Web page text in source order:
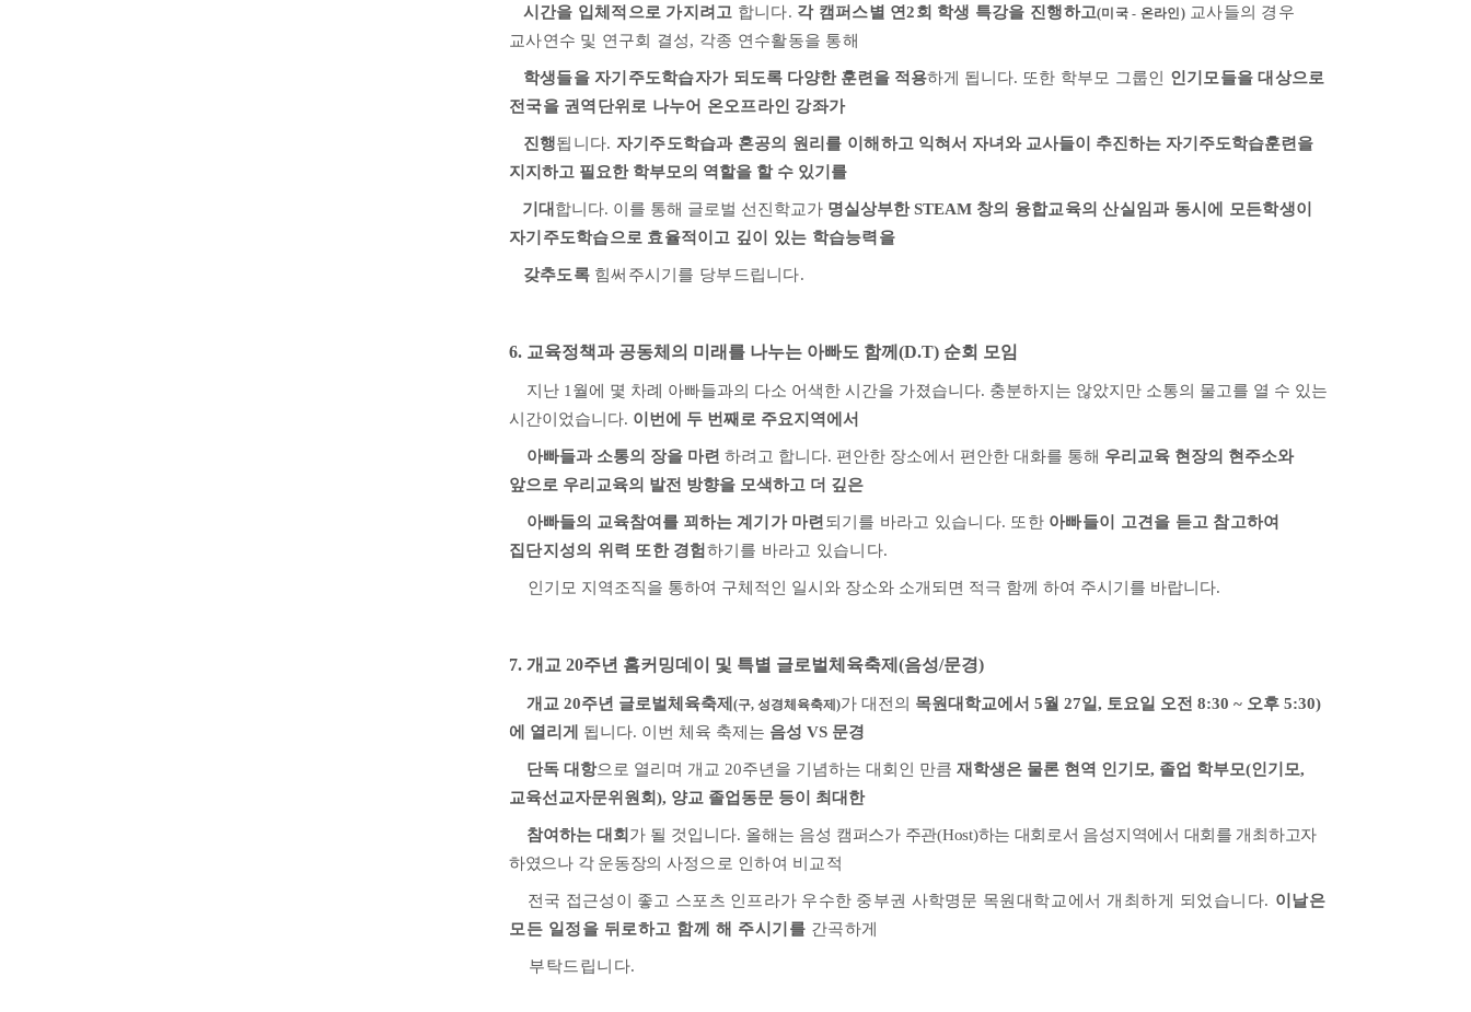
시간을 입체적으로 가지려고 합니다. 각 캠퍼스별 연2회 학생 특강을 진행하고(미국 - 온라인) 교사들의 경우
교사연수 및 연구회 결성, 각종 연수활동을 통해
학생들을 자기주도학습자가 되 도록 다양한 훈련을 적용하게 됩니다. 또한 학부모 그룹인 인기모들을 대상으로
전국을 권역단위로 나누어 온오프라인 강좌가
진행됩니다. 자기주도학습과 혼공의 원리를 이해하고 익혀서 자녀와 교사들이 추진하는 자기주도학습훈련을
지지하고 필요한 학부모의 역할을 할 수 있기를
기대 합니다. 이를 통해 글로벌 선진학교가 명실상부한STEAM 창의 융합교육의 산실임과 동시에 모든학생이
자기주도학습으로 효율적이고 깊이 있는 학습능력을
갖추도록 힘써주시기를 당부드립니다.
6. 교육정책과 공동체의 미래를 나누는 아빠도 함께 (D.T) 순회 모임
지난 1 월에 몇 차례 아빠들과의 다소 어색한 시간을 가졌습니다. 충분하지는 않았지만 소통의 물고를 열 수 있는
시간이었습니다. 이번에 두 번째로 주요지역에서
아빠들과 소통의 장을 마련 하려고 합니다. 편안한 장소에서 편안한 대화를 통해 우리교육 현장의 현주소와
앞으로 우리교육의 발전 방향을 모색하고 더 깊은
아빠들의 교육참여를 꾀하는 계기가 마련 되기를 바라고 있습니다. 또한 아빠들이 고견을 듣고 참고하여
집단지성의 위력 또한 경험하기를 바라고 있습니다.
인기모 지역조직을 통하여 구체적인 일시와 장소와 소개되면 적극 함께 하여 주시기를 바랍니다.
7. 개교 20주년 홈커밍데이 및 특별 글로벌체육축제 (음성/문경)
개교 20주년 글로벌체육축제 (구, 성경체육축제 )가 대전의 목원대학교에서 5월 27일, 토요일 오전 8:30 ~ 오후 5:30)
에 열리게
됩니다. 이번 체육 축제는 음성 VS 문경
단독 대항으로 열리며 개교 20주년을 기념하는 대회인 만큼 재학생은 물론 현역 인기모, 졸업 학부모(인기모,
교육선교자문위원회), 양교 졸업동문 등이 최대한
참여하는 대회 가 될 것입니다. 올해는 음성 캠퍼스가 주관(Host)하는 대회로서 음성지역에서 대회를 개최하고자
하였으나 각 운동장의 사정으로 인하여 비교적
전국 접근성이 좋고 스포츠 인프라가 우수한 중부권 사학명문 목원대학교에서 개최하게 되었습니다. 이날은
모든 일정을 뒤로하고 함께 해 주시기를 간곡하게
부탁드립니다.